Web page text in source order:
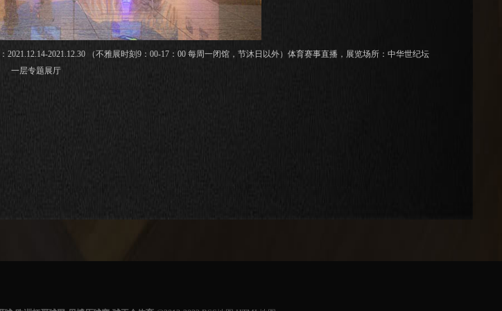
2021.12.30 （不雅展时刻9：00-17：00 每周一闭馆，节沐日以外）体育赛事直播，展览场所：中华世纪坛
一层专题展厅